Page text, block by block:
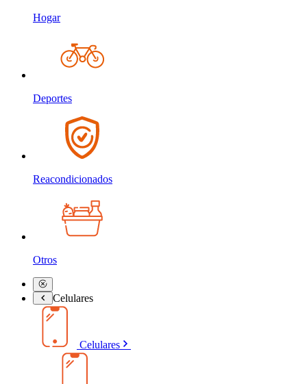
Hogar
Deportes
Reacondicionados
Otros
Celulares
Celulares